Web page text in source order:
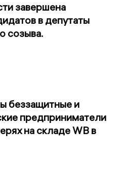
завершена
в депутаты
созыва.
беззащитные и
предприниматели
на складе WB в